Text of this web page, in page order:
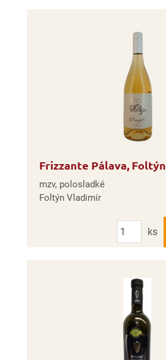
Frizzante Pálava, Foltýn
mzv, polosladké
Foltýn Vladimír
Počet
ks